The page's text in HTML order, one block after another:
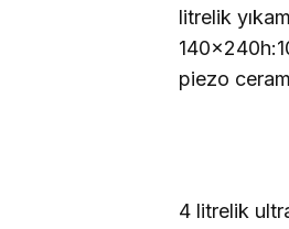
litrelik
piezo
4 litrelik